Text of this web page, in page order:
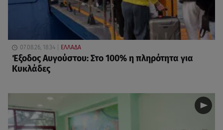
07.08.26, 18:34 ΕΛΛΑΔΑ
Έξοδος Αυγούστου: Στο 100% η πληρότητα για
Κυκλάδες